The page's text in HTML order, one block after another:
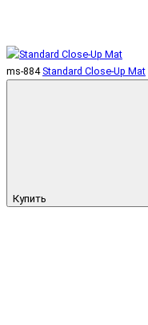
ms-884 Standard Close-Up Mat
Купить